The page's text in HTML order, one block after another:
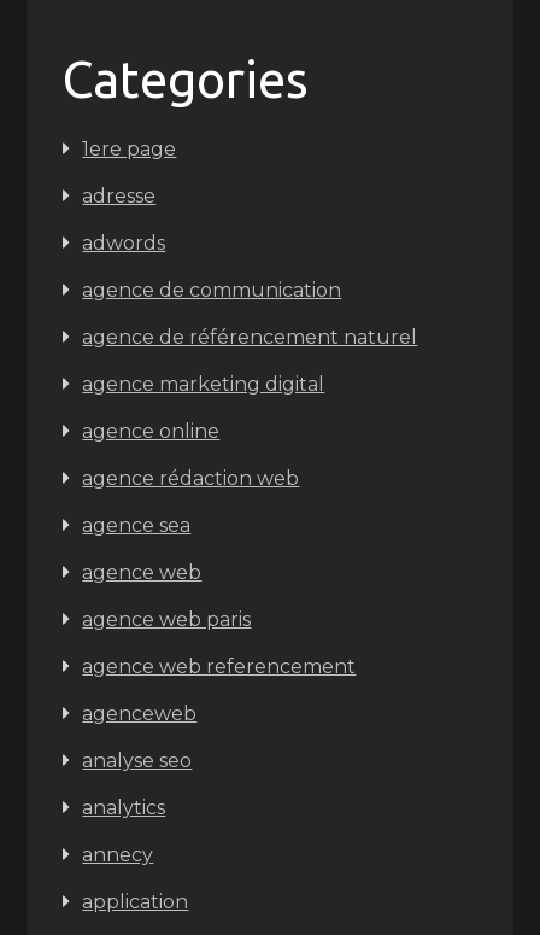
Categories
1ere page
adresse
adwords
agence de communication
agence de référencement naturel
agence marketing digital
agence online
agence rédaction web
agence sea
agence web
agence web paris
agence web referencement
agenceweb
analyse seo
analytics
annecy
application